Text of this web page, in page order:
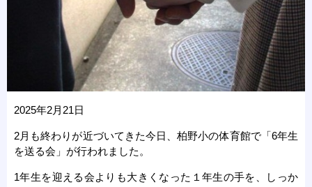
2025年2月21日
2月も終わりが近づいてきた今日、柏野小の体育館で「6年生
を送る会」が行われました。
1年生を迎える会よりも大きくなった１年生の手を、しっか